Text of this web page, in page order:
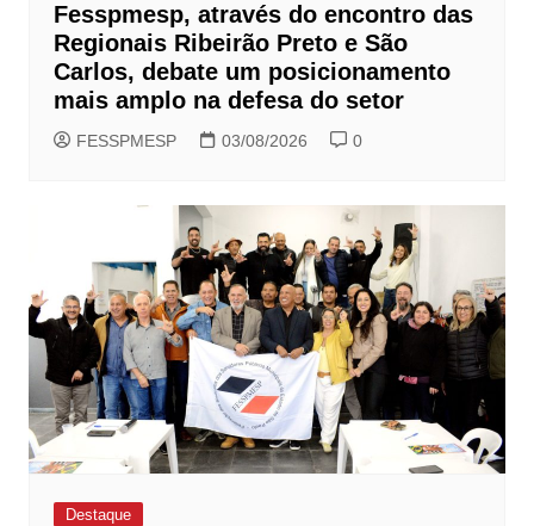
Fesspmesp, através do encontro das
Regionais Ribeirão Preto e São
Carlos, debate um posicionamento
mais amplo na defesa do setor
FESSPMESP 03/08/2026 0
Destaque